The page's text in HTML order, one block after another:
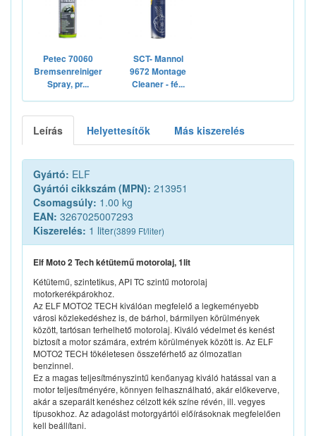
Petec 70060
Bremsenreiniger
Spray, pr...
SCT- Mannol
9672 Montage
Cleaner - fé...
Leírás Helyettesítők Más kiszerelés
Gyártó: ELF
Gyártói cikkszám (MPN): 213951
Csomagsúly: 1.00 kg
EAN: 3267025007293
Kiszerelés: 1 liter(3899 Ft/liter)
Elf Moto 2 Tech kétütemű motorolaj, 1lit
Kétütemű, szintetikus, API TC szintű motorolaj
motorkerékpárokhoz.
Az ELF MOTO2 TECH kiválóan megfelelő a legkeményebb
városi közlekedéshez is, de bárhol, bármilyen körülmények
között, tartósan terhelhető motorolaj. Kiváló védelmet és kenést
biztosít a motor számára, extrém körülmények között is. Az ELF
MOTO2 TECH tökéletesen összeférhető az ólmozatlan
benzinnel.
Ez a magas teljesítményszintű kenőanyag kiváló hatással van a
motor teljesítményére, könnyen felhasználható, akár előkeverve,
akár a szeparált kenéshez célzott kék színe révén, ill. vegyes
típusokhoz. Az adagolást motorgyártói előírásoknak megfelelően
kell beállítani.